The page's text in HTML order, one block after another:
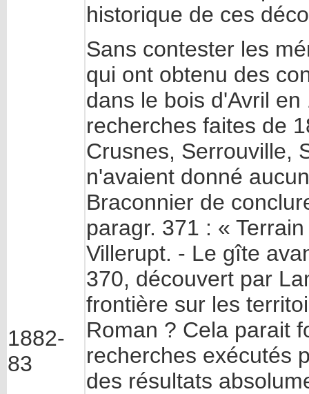
1882-
83
historique de ces
Sans contester les
qui ont obtenu des
dans le bois d'Avril
recherches faites de
Crusnes, Serrouville,
n'avaient donné
Braconnier de
paragr. 371 : «
Villerupt. - Le gîte
370, découvert par
frontière sur les
Roman ? Cela parait
recherches exécutés
des résultats